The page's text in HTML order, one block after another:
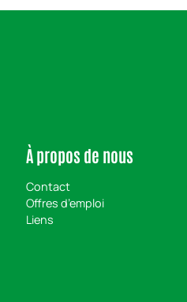
À propos de nous
Contact
Offres d’emploi
Liens